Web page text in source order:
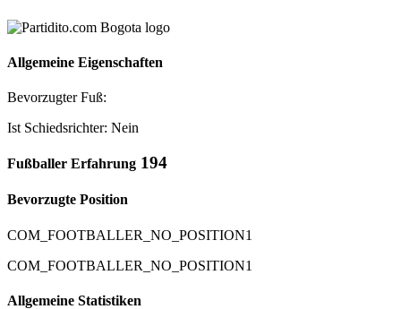
Allgemeine Eigenschaften
Bevorzugter Fuß:
Ist Schiedsrichter: Nein
Fußballer Erfahrung 194
Bevorzugte Position
COM_FOOTBALLER_NO_POSITION1
COM_FOOTBALLER_NO_POSITION1
Allgemeine Statistiken